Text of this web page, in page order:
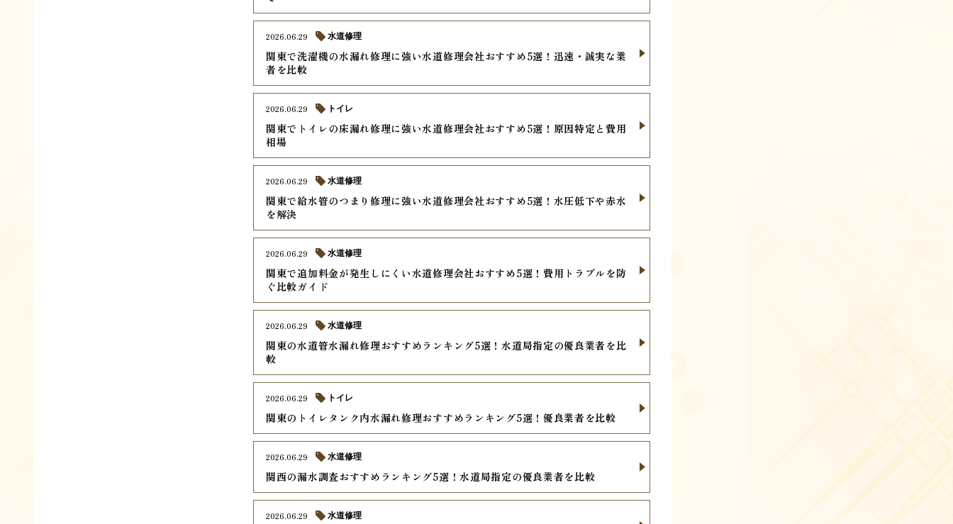
関東で洗濯機の水漏れ修理に強い水道修理会社おすすめ5選！迅速・誠実な業
者を比較
2026.06.29 水道修理
関東でトイレの床漏れ修理に強い水道修理会社おすすめ5選！原因特定と費用
相場
2026.06.29 トイレ
関東で給水管のつまり修理に強い水道修理会社おすすめ5選！水圧低下や赤水
を解決
2026.06.29 水道修理
関東で追加料金が発生しにくい水道修理会社おすすめ5選！費用トラブルを防
ぐ比較ガイド
2026.06.29 水道修理
関東の水道管水漏れ修理おすすめランキング5選！水道局指定の優良業者を比
較
2026.06.29 水道修理
関東のトイレタンク内水漏れ修理おすすめランキング5選！優良業者を比較
2026.06.29 トイレ
関西の漏水調査おすすめランキング5選！水道局指定の優良業者を比較
2026.06.29 水道修理
2026.06.29 水道修理